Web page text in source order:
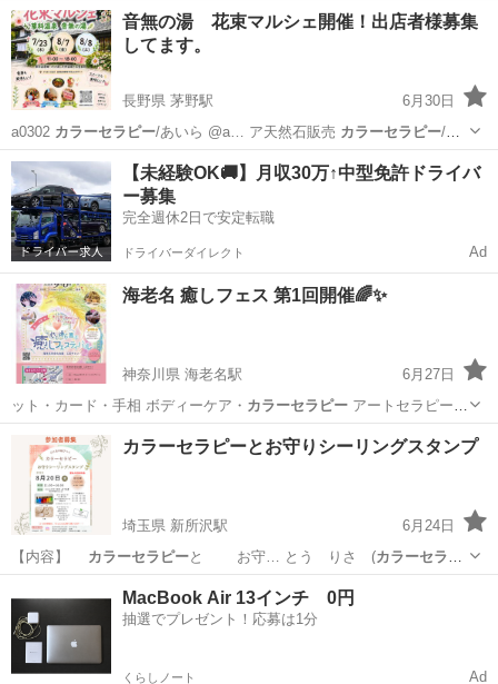
長野 岡谷市 岡谷駅 ワークショップ 龍神
音無の湯 花束マルシェ開催！出店者様募集
してます。
長野県 茅野駅
6月30日
a0302 カラーセラピー/あいら @a… ア天然石販売 カラーセラピー/あ
いら @…
長野 茅野市 茅野駅 ワークショップ マルシェ
【未経験OK🚚】月収30万↑中型免許ドライバ
ー募集
完全週休2日で安定転職
ドライバーダイレクト Ad
海老名 癒しフェス 第1回開催🌈✨
神奈川県 海老名駅
6月27日
ット・カード・手相 ボディーケア・ カラーセラピーアートセラピー・
マッサージ、アロ…
神奈川 海老名市 海老名駅 その他
カラーセラピーとお守りシーリングスタンプ
埼玉県 新所沢駅
6月24日
【内容】 カラーセラピーと お守… とう りさ (カラーセラピ
ー) … 00 (カラーセラピー予約優先) … スタンプ #カラ
ーセラピー
ワークショップ
MacBook Air 13インチ 0円
抽選でプレゼント！応募は1分
くらしノート Ad